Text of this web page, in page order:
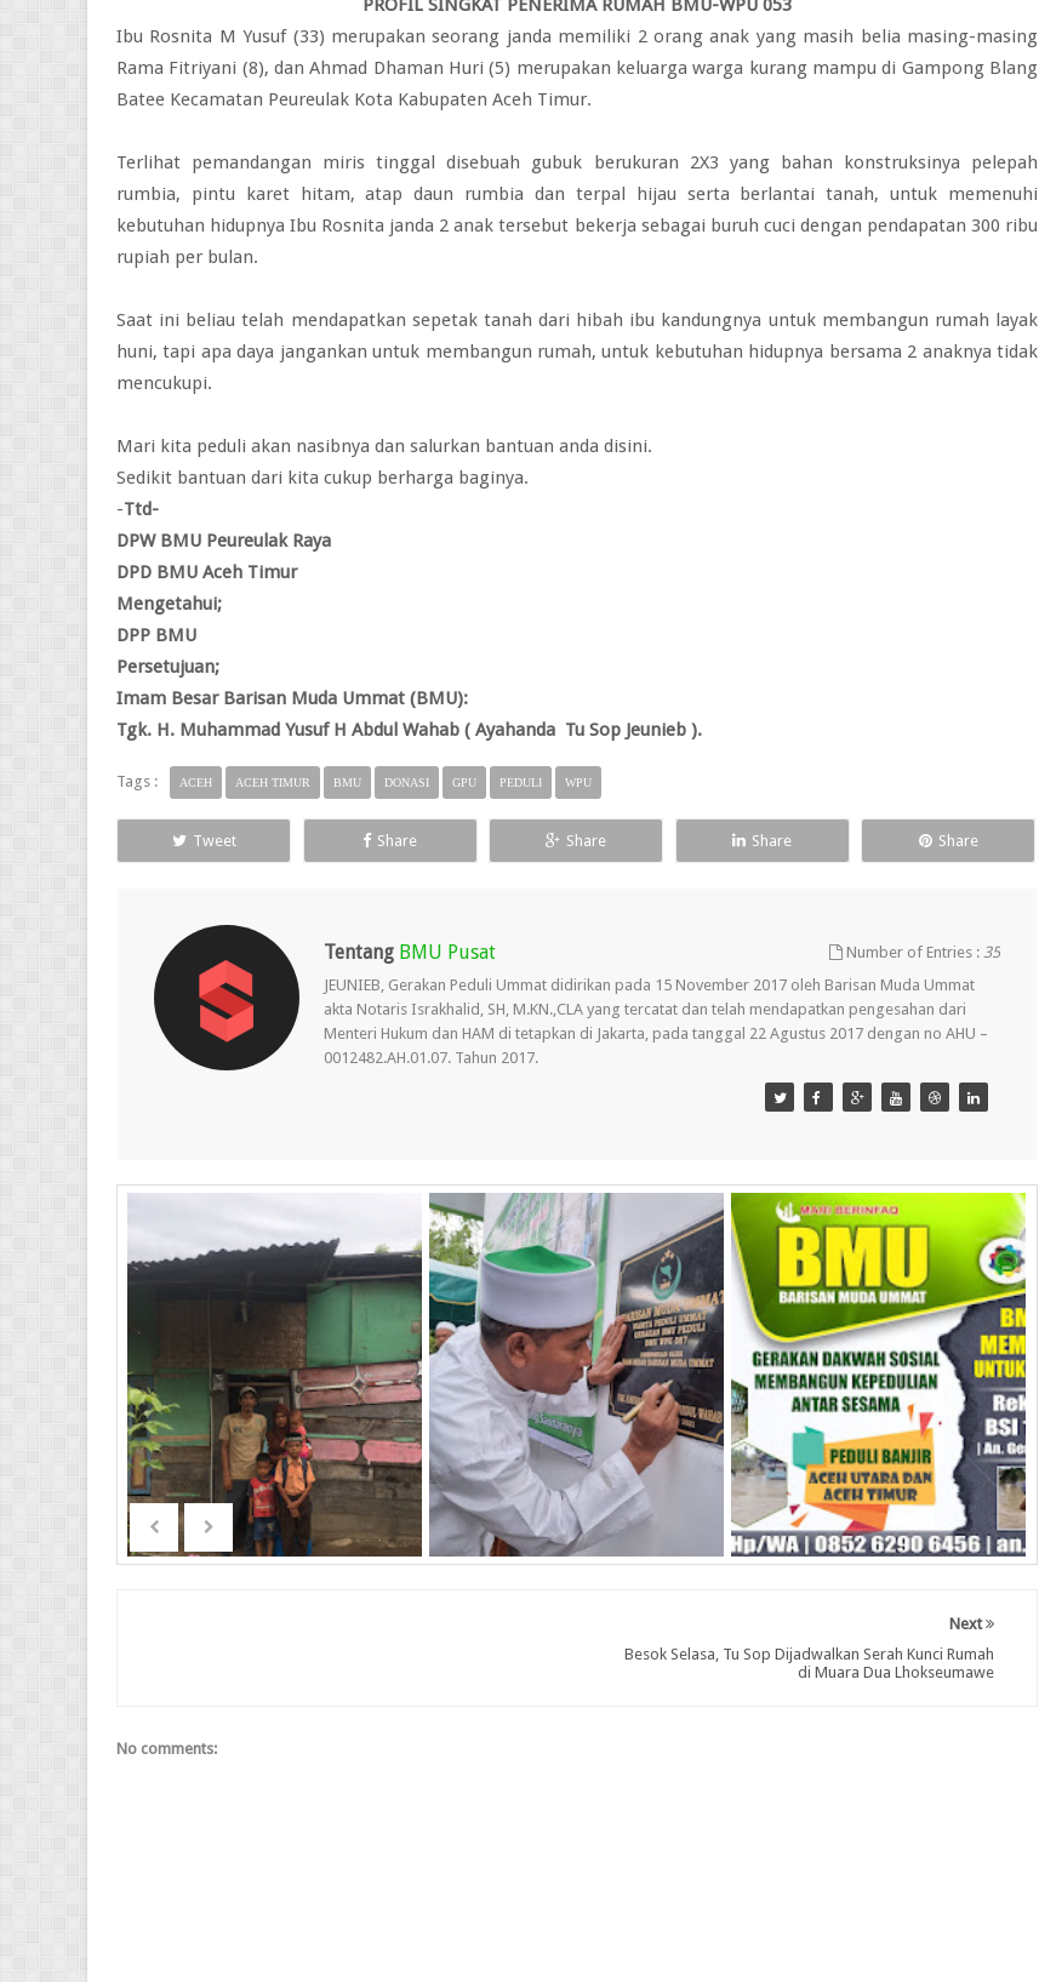
Ibu Rosnita M Yusuf (33) merupakan seorang janda memiliki 2 orang anak yang masih belia masing-masing
Rama Fitriyani (8), dan Ahmad Dhaman Huri (5) merupakan keluarga warga kurang mampu di Gampong Blang
Batee Kecamatan Peureulak Kota Kabupaten Aceh Timur.
Terlihat pemandangan miris tinggal disebuah gubuk berukuran 2X3 yang bahan konstruksinya pelepah
rumbia, pintu karet hitam, atap daun rumbia dan terpal hijau serta berlantai tanah, untuk memenuhi
kebutuhan hidupnya Ibu Rosnita janda 2 anak tersebut bekerja sebagai buruh cuci dengan pendapatan 300 ribu
rupiah per bulan.
Saat ini beliau telah mendapatkan sepetak tanah dari hibah ibu kandungnya untuk membangun rumah layak
huni, tapi apa daya jangankan untuk membangun rumah, untuk kebutuhan hidupnya bersama 2 anaknya tidak
mencukupi.
Mari kita peduli akan nasibnya dan salurkan bantuan anda disini.
Sedikit bantuan dari kita cukup berharga baginya.
-Ttd-
DPW BMU Peureulak Raya
DPD BMU Aceh Timur
Mengetahui;
DPP BMU
Persetujuan;
Imam Besar Barisan Muda Ummat (BMU):
Tgk. H. Muhammad Yusuf H Abdul Wahab ( Ayahanda Tu Sop Jeunieb ).
Tags : ACEH ACEH TIMUR BMU DONASI GPU PEDULI WPU
Tweet Share Share Share Share
Tentang BMU Pusat Number of Entries : 35
JEUNIEB, Gerakan Peduli Ummat didirikan pada 15 November 2017 oleh Barisan Muda Ummat
akta Notaris Israkhalid, SH, M.KN.,CLA yang tercatat dan telah mendapatkan pengesahan dari
Menteri Hukum dan HAM di tetapkan di Jakarta, pada tanggal 22 Agustus 2017 dengan no AHU –
0012482.AH.01.07. Tahun 2017.
Next
Besok Selasa, Tu Sop Dijadwalkan Serah Kunci Rumah
di Muara Dua Lhokseumawe
No comments: